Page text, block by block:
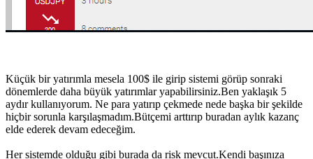
Küçük bir yatırımla mesela 100$ ile girip sistemi görüp sonraki
dönemlerde daha büyük yatırımlar yapabilirsiniz.Ben yaklaşık 5
aydır kullanıyorum. Ne para yatırıp çekmede nede başka bir şekilde
hiçbir sorunla karşılaşmadım.Bütçemi arttırıp buradan aylık kazanç
elde ederek devam edeceğim.
Her sistemde olduğu gibi burada da risk mevcut.Kendi başınıza